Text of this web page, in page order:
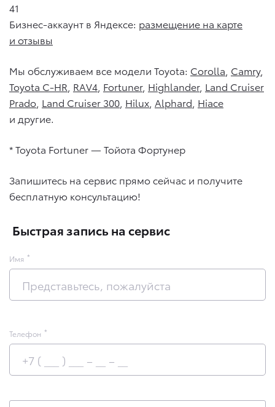
41
Бизнес-аккаунт в Яндексе: размещение на карте
и отзывы
Мы обслуживаем все модели Toyota: Corolla Camry,
Toyota C-HR RAV4 Fortuner, Highlander, Land Cruiser
Prado Land Cruiser 300 Hilux Alphard Hiace
и другие.
* Toyota Fortuner — Тойота Фортунер
Запишитесь на сервис прямо сейчас и получите
бесплатную консультацию!
Быстрая запись на сервис
Имя
Телефон